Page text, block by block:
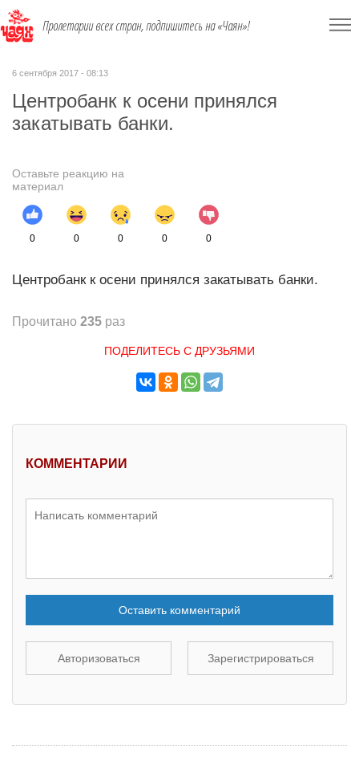
Пролетарии всех стран, подпишитесь на «Чаян»!
6 сентября 2017 - 08:13
Центробанк к осени принялся
закатывать банки.
Оставьте реакцию на
материал
0 0 0 0 0
Центробанк к осени принялся закатывать банки.
Прочитано 235 раз
ПОДЕЛИТЕСЬ С ДРУЗЬЯМИ
КОММЕНТАРИИ
Оставить комментарий
Авторизоваться Зарегистрироваться